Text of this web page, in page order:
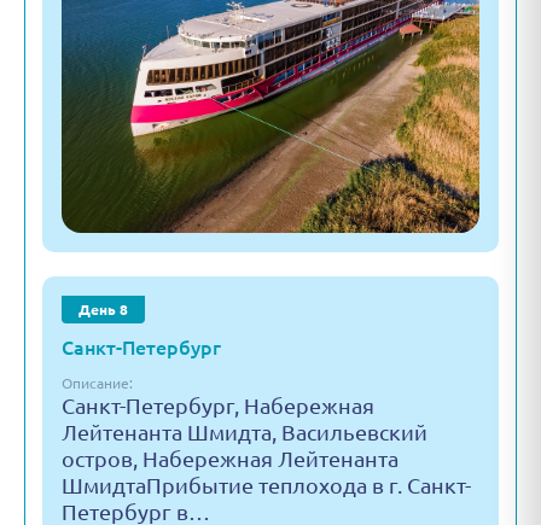
День 8
Санкт-Петербург
Описание:
Санкт-Петербург, Набережная
Лейтенанта Шмидта, Васильевский
остров, Набережная Лейтенанта
ШмидтаПрибытие теплохода в г. Санкт-
Петербург в…